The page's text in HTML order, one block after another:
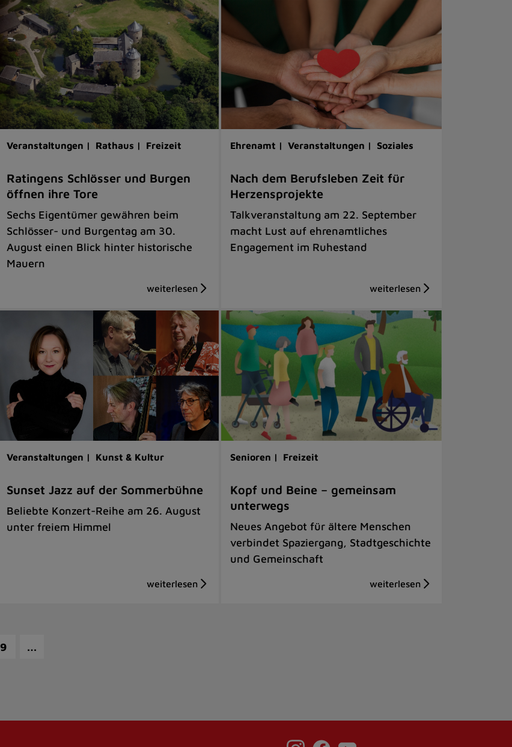
Veranstaltungen | Rathaus | Freizeit
Ratingens Schlösser und Burgen
öffnen ihre Tore
Sechs Eigentümer gewähren beim
Schlösser- und Burgentag am 30.
August einen Blick hinter historische
Mauern
Ehrenamt | Veranstaltungen | Soziales
Nach dem Berufsleben Zeit für
Herzensprojekte
Talkveranstaltung am 22. September
macht Lust auf ehrenamtliches
Engagement im Ruhestand
Veranstaltungen | Kunst & Kultur
Sunset Jazz auf der Sommerbühne
Beliebte Konzert-Reihe am 26. August
unter freiem Himmel
Senioren | Freizeit
Kopf und Beine – gemeinsam
unterwegs
Neues Angebot für ältere Menschen
verbindet Spaziergang, Stadtgeschichte
und Gemeinschaft
9 …